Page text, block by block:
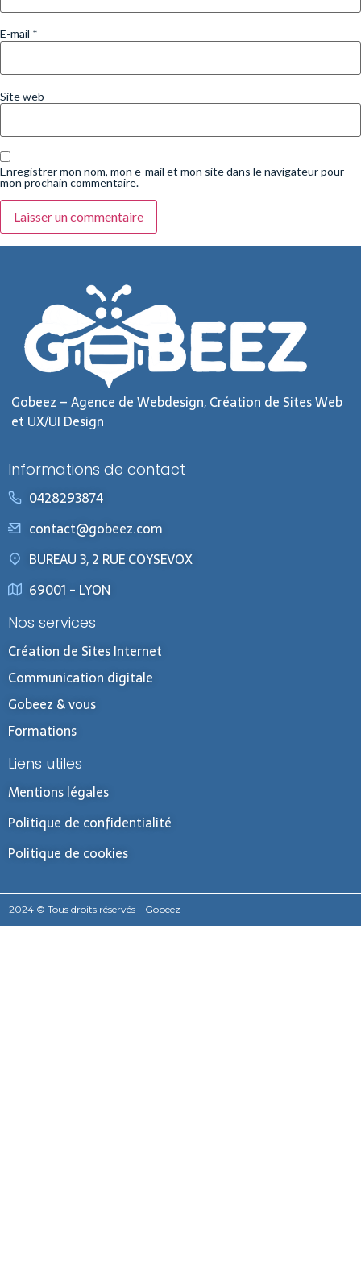
E-mail *
Site web
Enregistrer mon nom, mon e-mail et mon site dans le navigateur pour
mon prochain commentaire.
Gobeez – Agence de Webdesign, Création de Sites Web
et UX/UI Design
Informations de contact
0428293874
contact@gobeez.com
BUREAU 3, 2 RUE COYSEVOX
69001 - LYON
Nos services
Création de Sites Internet
Communication digitale
Gobeez & vous
Formations
Liens utiles
Mentions légales
Politique de confidentialité
Politique de cookies
2024 © Tous droits réservés – Gobeez